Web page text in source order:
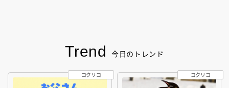
Trend 今日のトレンド
コクリコ コクリコ